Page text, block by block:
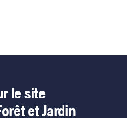
le site
et Jardin